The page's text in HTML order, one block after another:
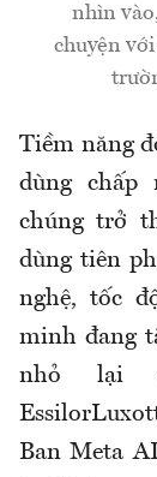
nhìn
chuyện
Tiềm năng
dùng chấp
chúng trở
dùng tiên
nghệ, tốc
minh đang
nhỏ lại
Ban Meta